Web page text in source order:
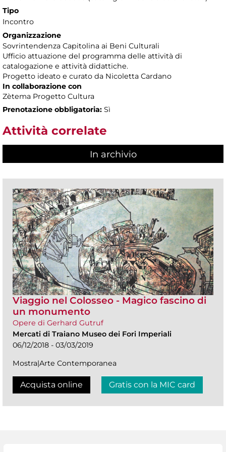
Tipo
Incontro
Organizzazione
Sovrintendenza Capitolina ai Beni Culturali
Ufficio attuazione del programma delle attività di
catalogazione e attività didattiche.
Progetto ideato e curato da Nicoletta Cardano
In collaborazione con
Zètema Progetto Cultura
Prenotazione obbligatoria: Sì
Attività correlate
In archivio
Viaggio nel Colosseo - Magico fascino di
un monumento
Opere di Gerhard Gutruf
Mercati di Traiano Museo dei Fori Imperiali
06/12/2018 - 03/03/2019
Mostra|Arte Contemporanea
Acquista online Gratis con la MIC card